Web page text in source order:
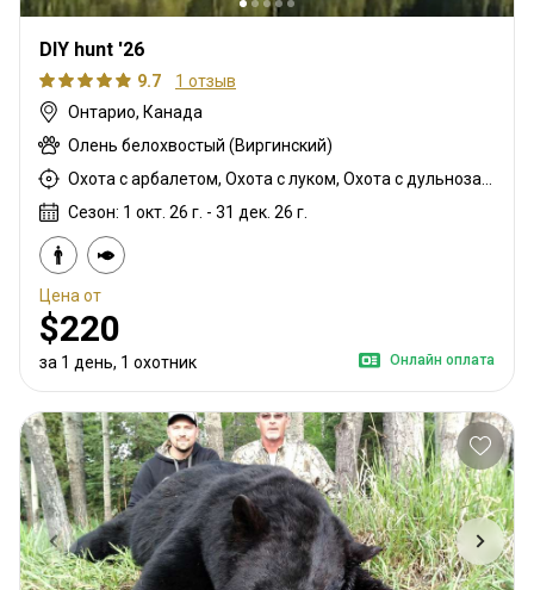
DIY hunt '26
9.7
1 отзыв
Онтарио, Канада
Олень белохвостый (Виргинский)
Сезон: 1 окт. 26 г. - 31 дек. 26 г.
Цена от
$220
за 1 день, 1 охотник Онлайн оплата